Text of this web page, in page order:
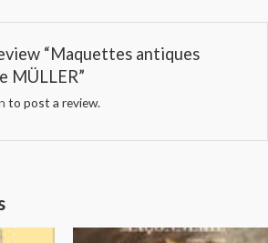
“Maquettes antiques
MÜLLER”
to post a review.